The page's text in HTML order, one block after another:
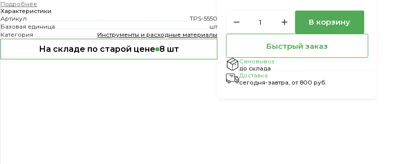
Подробнее
Характеристики
Артикул
TPS-5550
Базовая единица
шт
Категория
Инструменты и расходные материалы
На складе по старой цене 8 шт
В корзину
Быстрый заказ
Самовывоз
до склада
Доставка
сегодня-завтра, от 800 руб.